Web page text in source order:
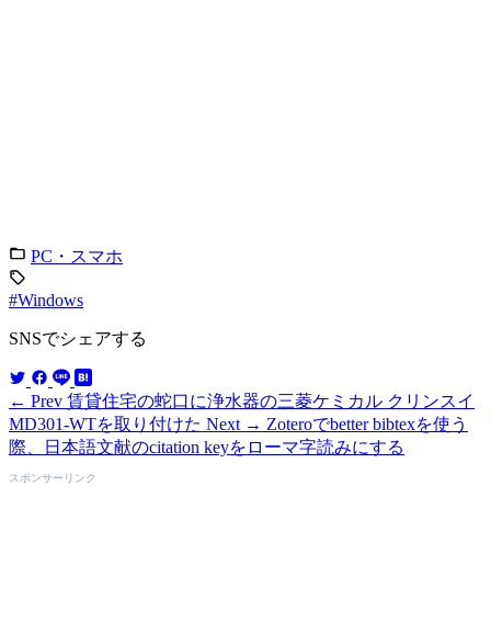
PC・スマホ
#Windows
SNSでシェアする
← Prev 賃貸住宅の蛇口に浄水器の三菱ケミカル クリンスイ
MD301-WTを取り付けた Next → Zoteroでbetter bibtexを使う
際、日本語文献のcitation keyをローマ字読みにする
スポンサーリンク